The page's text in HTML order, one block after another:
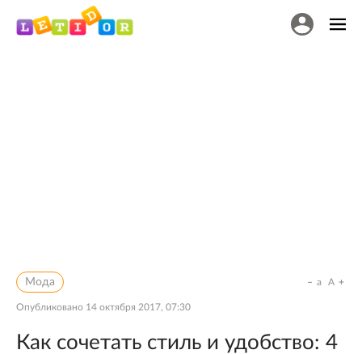
Мода
Опубликовано 14 октября 2017, 07:30
a A
Как сочетать стиль и удобство: 4